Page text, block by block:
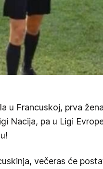
u Francuskoj, prva
Nacija, pa u Ligi
večeras će